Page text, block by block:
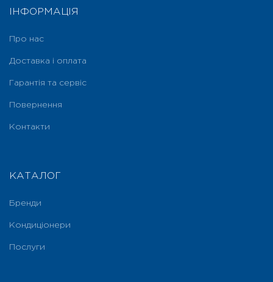
ІНФОРМАЦІЯ
Про нас
Доставка і оплата
Гарантія та сервіс
Повернення
Контакти
КАТАЛОГ
Бренди
Кондиціонери
Послуги